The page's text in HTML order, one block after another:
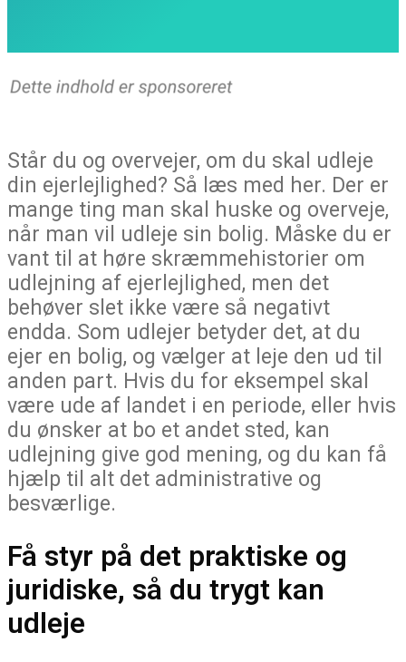
Står du og overvejer, om du skal udleje
din ejerlejlighed? Så læs med her. Der er
mange ting man skal huske og overveje,
når man vil udleje sin bolig. Måske du er
vant til at høre skræmmehistorier om
udlejning af ejerlejlighed, men det
behøver slet ikke være så negativt
endda. Som udlejer betyder det, at du
ejer en bolig, og vælger at leje den ud til
anden part. Hvis du for eksempel skal
være ude af landet i en periode, eller hvis
du ønsker at bo et andet sted, kan
udlejning give god mening, og du kan få
hjælp til alt det administrative og
besværlige.
Få styr på det praktiske og
juridiske, så du trygt kan
udleje